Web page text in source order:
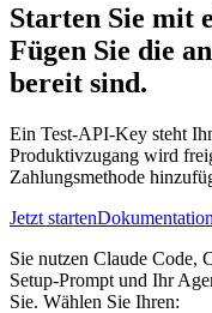
Starten Sie mit
Fügen Sie die
bereit sind.
Ein Test-API-Key steht
Produktivzugang wird
Zahlungsmethode
Jetzt starten
Sie nutzen Claude Code,
Setup-Prompt und Ihr
Sie. Wählen Sie Ihren: